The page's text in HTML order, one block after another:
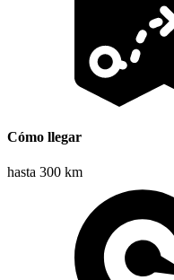
Cómo llegar
hasta 300 km